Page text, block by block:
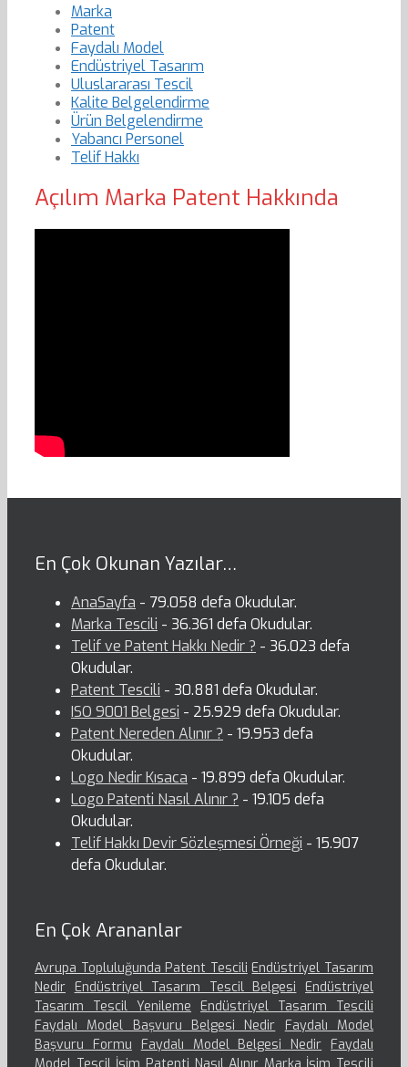
Marka
Patent
Faydalı Model
Endüstriyel Tasarım
Uluslararası Tescil
Kalite Belgelendirme
Ürün Belgelendirme
Yabancı Personel
Telif Hakkı
Açılım Marka Patent Hakkında
En Çok Okunan Yazılar…
AnaSayfa - 79.058 defa Okudular.
Marka Tescili - 36.361 defa Okudular.
Telif ve Patent Hakkı Nedir ? - 36.023 defa
Okudular.
Patent Tescili - 30.881 defa Okudular.
ISO 9001 Belgesi - 25.929 defa Okudular.
Patent Nereden Alınır ? - 19.953 defa
Okudular.
Logo Nedir Kısaca - 19.899 defa Okudular.
Logo Patenti Nasıl Alınır ? - 19.105 defa
Okudular.
Telif Hakkı Devir Sözleşmesi Örneği - 15.907
defa Okudular.
En Çok Arananlar
Avrupa Topluluğunda Patent Tescili Endüstriyel Tasarım
Nedir Endüstriyel Tasarım Tescil Belgesi
Endüstriyel
Tasarım Tescil Yenileme
Endüstriyel Tasarım Tescili
Faydalı Model Başvuru Belgesi Nedir
Faydalı Model
Başvuru Formu
Faydalı Model Belgesi Nedir Faydalı